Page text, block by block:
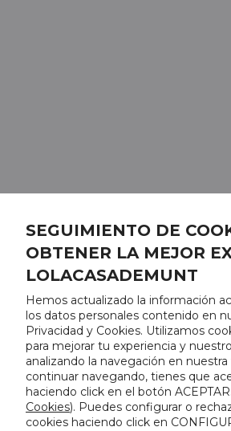
SEGUIMIENTO DE
OBTENER LA MEJOR
LOLACASADEMUNT
Hemos actualizado la información
los datos personales contenido en
Privacidad y Cookies. Utilizamos
para mejorar tu experiencia y
analizando la navegación en
continuar navegando, tienes que
haciendo click en el botón
Cookies). Puedes configurar o
cookies haciendo click en